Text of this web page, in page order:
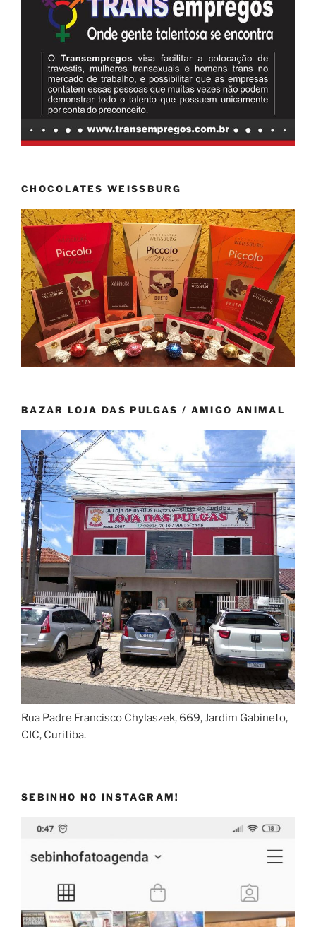
CHOCOLATES WEISSBURG
BAZAR LOJA DAS PULGAS / AMIGO ANIMAL
Rua Padre Francisco Chylaszek, 669, Jardim Gabineto,
CIC, Curitiba.
SEBINHO NO INSTAGRAM!